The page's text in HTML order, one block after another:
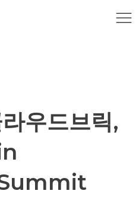
우드브릭,